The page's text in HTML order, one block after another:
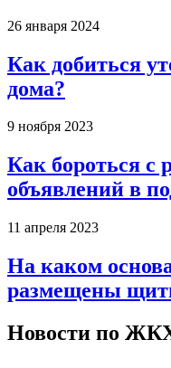
26 января 2024
Как добиться
дома?
9 ноября 2023
Как бороться с
объявлений в
11 апреля 2023
На каком
размещены
Новости по